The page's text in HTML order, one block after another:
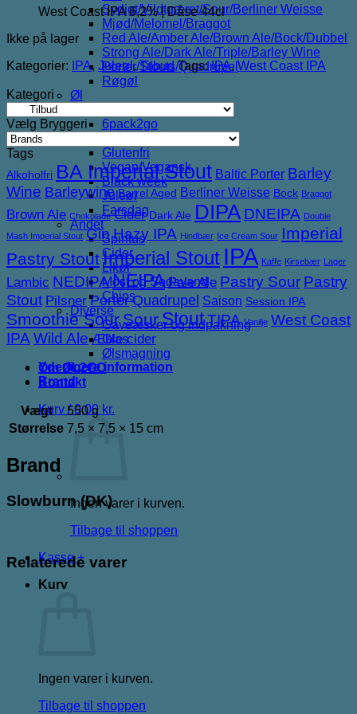
Syrligt/Vildtgæret/Sour/Berliner Weisse
Mjød/Melomel/Braggot
Red Ale/Amber Ale/Brown Ale/Bock/Dubbel
Strong Ale/Dark Ale/Triple/Barley Wine
Porter/Stouts/Quadrupel
Røgøl
Øl
6pack2go
Glutenfri
Vegan/Vegansk
Black week
Juleøl
Farsdag
Andet
Spiritus
Cider
Likør
Most og Sodavand
Chips
Diverse
Gaveæsker og indpakning
Glas
Ølsmagning
Om ØL2GO
Kontakt
Kurv /0,00 kr.
Ingen varer i kurven.
Tilbage til shoppen
Kasse +
Kurv
Ingen varer i kurven.
Tilbage til shoppen
West Coast IPA 6,2% | Dåse 44cl
Ikke på lager
Kategorier:
IPA, Juleøl,Tilbud Tags:IPA,West Coast IPA
Kategori
Vælg Bryggeri
Tags
Alkoholfri BA Imperial Stout Baltic Porter Barley
Wine Barleywine Barrel Aged Berliner Weisse Bock Braggot
Brown Ale Chokolade Cider Dark Ale DIPA DNEIPA Double
Mash Imperial Stout GinHazy IPA Hindbær Ice Cream Sour Imperial
Pastry StoutImperial Stout IPA Kaffe Kirsebær Lager
Lambic NEDIPANEIPA Pale Ale Pastry Sour Pastry
Stout Pilsner Porter Quadrupel Saison Session IPA
Smoothie SourSourStoutTIPA Vanilje West Coast
IPA Wild Ale Æble cider
Yderligere information
Brand
Vægt
550 g
Størrelse 7,5 × 7,5 × 15 cm
Brand
Slowburn (DK)
Relaterede varer